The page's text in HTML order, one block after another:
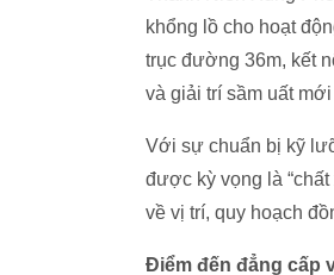
khổng lồ cho hoạt
trục đường 36m, kết
và giải trí sầm uất
Với sự chuẩn bị kỹ
được kỳ vọng là
về vị trí, quy hoạch
Điểm đến đẳng cấp